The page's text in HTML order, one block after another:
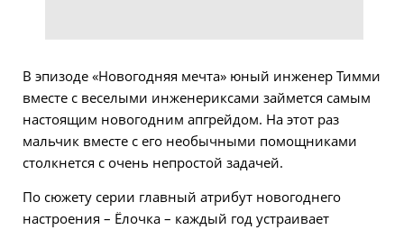
В эпизоде «Новогодняя мечта» юный инженер Тимми
вместе с веселыми инженериксами займется самым
настоящим новогодним апгрейдом. На этот раз
мальчик вместе с его необычными помощниками
столкнется с очень непростой задачей.
По сюжету серии главный атрибут новогоднего
настроения – Ёлочка – каждый год устраивает